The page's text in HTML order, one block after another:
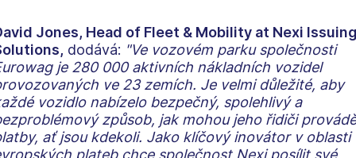
Jones, Head of Fleet & Mobility at Nexi
dodává: "Ve vozovém parku společnosti
je 280 000 aktivních nákladních vozidel
ve 23 zemích. Je velmi důležité, aby
vozidlo nabízelo bezpečný, spolehlivý a
způsob, jak mohou jeho řidiči
ať jsou kdekoli. Jako klíčový inovátor v oblasti
plateb chce společnost Nexi posílit své